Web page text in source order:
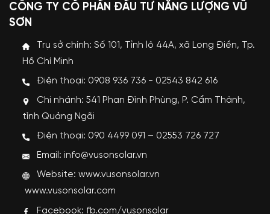
CÔNG TY CỔ PHẦN ĐẦU TƯ NĂNG LƯỢNG VŨ
SƠN
Trụ sở chính: Số 101, Tỉnh lộ 44A, xã Long Điền, Tp.
Hồ Chí Minh
Điện thoại: 0908 936 736 - 02543 842 616
Chi nhánh: 541 Phan Đình Phùng, P. Cẩm Thành,
tỉnh Quảng Ngãi
Điện thoại: 090 4499 091 – 02553 726 727
Email: info@vusonsolar.vn
Website:www.vusonsolar.vn
www.vusonsolar.com
Facebook: fb.com/vusonsolar